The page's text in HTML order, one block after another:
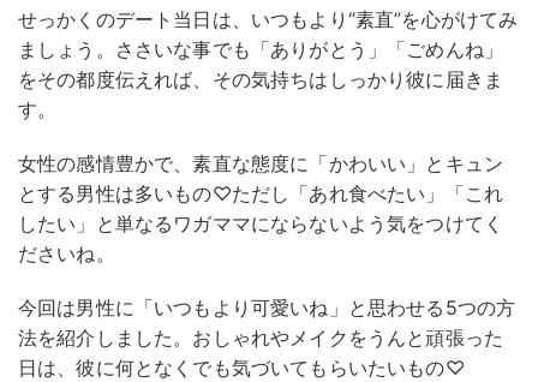
せっかくのデート当日は、いつもより“素直”を心がけてみ
ましょう。ささいな事でも「ありがとう」「ごめんね」
をその都度伝えれば、その気持ちはしっかり彼に届きま
す。
女性の感情豊かで、素直な態度に「かわいい」とキュン
とする男性は多いもの♡ただし「あれ食べたい」「これ
したい」と単なるワガママにならないよう気をつけてく
ださいね。
今回は男性に「いつもより可愛いね」と思わせる5つの方
法を紹介しました。おしゃれやメイクをうんと頑張った
日は、彼に何となくでも気づいてもらいたいもの♡